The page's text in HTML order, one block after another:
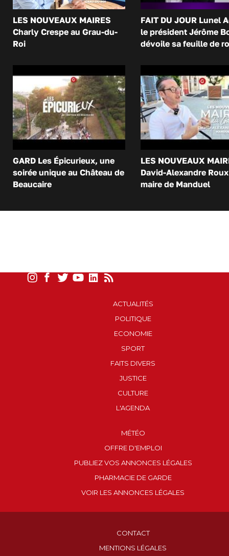
LES NOUVEAUX MAIRES
Charly Crespe au Grau-du-
Roi
FAIT DU JOUR Lunel
le président Jérôme
dévoile sa feuille de
GARD Les Épicurieux, une
soirée unique au Château de
Beaucaire
LES NOUVEAUX
David-Alexandre
maire de Manduel
ACTUALITÉS
POLITIQUE
ECONOMIE
SPORT
FAITS DIVERS
JUSTICE
CULTURE
L'AGENDA
MÉTÉO
OFFRE D'EMPLOI
PUBLIEZ VOS ANNONCES LÉGALES
PHARMACIE DE GARDE
VOIR LES ANNONCES LÉGALES
CONTACT
MENTIONS LÉGALES